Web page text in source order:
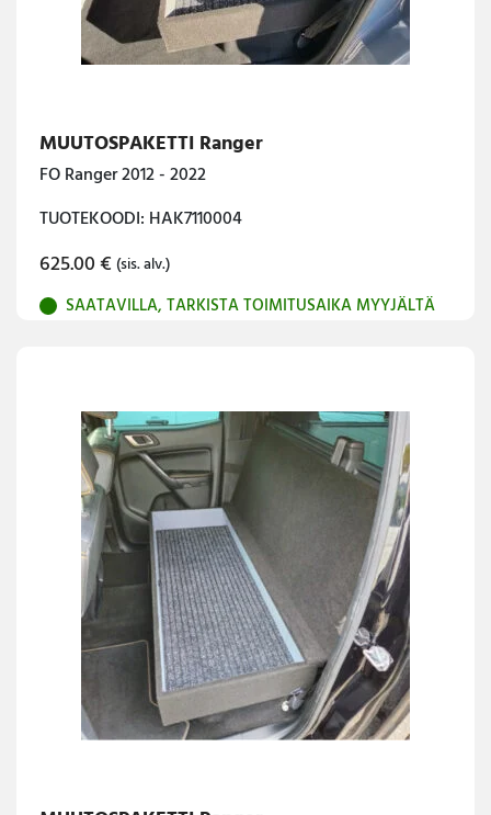
MUUTOSPAKETTI Ranger
FO Ranger 2012 - 2022
TUOTEKOODI: HAK7110004
625.00€ (sis. alv.)
SAATAVILLA, TARKISTA TOIMITUSAIKA MYYJÄLTÄ